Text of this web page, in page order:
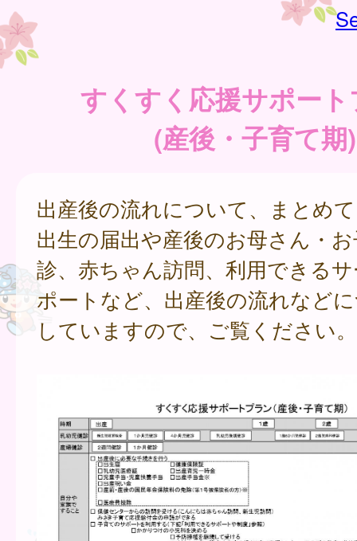
すくすく応援サポー
(産後・子育て期)
出産後の流れについて、まとめ
出生の届出や産後のお母さん・
診、赤ちゃん訪問、利用できる
ポートなど、出産後の流れなど
していますので、ご覧ください。